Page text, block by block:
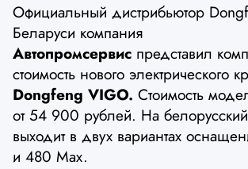
Официальный дистрибьютор
Беларуси компания
Автопромсервис представил
стоимость нового электрического
Dongfeng VIGO. Стоимость
от 54 900 рублей. На
выходит в двух вариантах
и 480 Max.